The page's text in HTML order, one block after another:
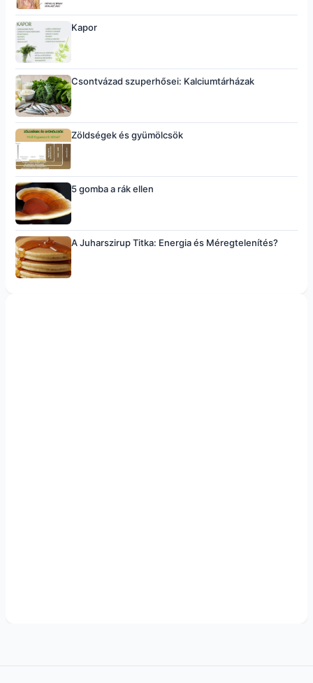
Kapor
Csontvázad szuperhősei: Kalciumtárházak
Zöldségek és gyümölcsök
5 gomba a rák ellen
A Juharszirup Titka: Energia és Méregtelenítés?